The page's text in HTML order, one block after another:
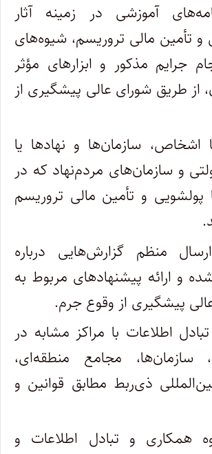
آموزشی در زمینه آثار
و تأمین مالی تروریسم، شیوه‌های
جرایم مذکور و ابزارهای مؤثر
از طریق شورای عالی پیشگیری از
اشخاص، سازمان‌ها و نهادها یا
و سازمان‌های مردم‌نهاد که در
پولشویی و تأمین مالی تروریسم
منظم گزارش‌هایی درباره
و ارائه پیشنهادهای مربوط به
پیشگیری از وقوع جرم.
اطلاعات با مراکز مشابه در
سازمان‌ها، مجامع منطقه‌ای،
ذی‌ربط مطابق قوانین و
همکاری و تبادل اطلاعات و